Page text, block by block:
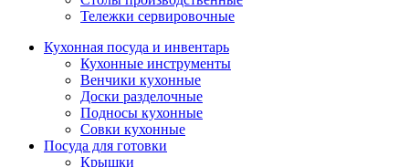
Тележки сервировочные
Кухонная посуда и инвентарь
Кухонные инструменты
Венчики кухонные
Доски разделочные
Подносы кухонные
Совки кухонные
Посуда для готовки
Крышки